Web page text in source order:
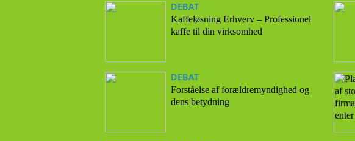
DEBAT
Kaffeløsning Erhverv – Professionel
kaffe til din virksomhed
DEBAT
Forståelse af forældremyndighed og
dens betydning